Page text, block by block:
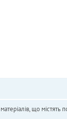
що містять